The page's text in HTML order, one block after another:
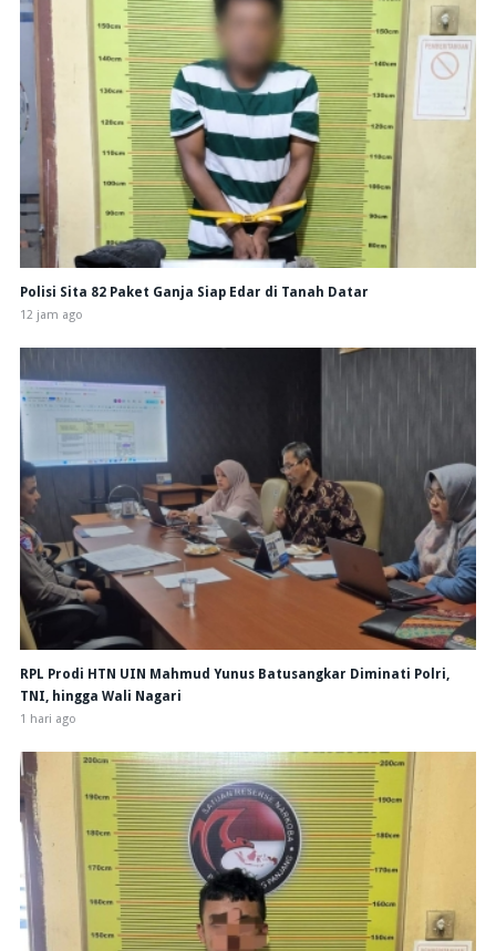
Polisi Sita 82 Paket Ganja Siap Edar di Tanah Datar
12 jam ago
RPL Prodi HTN UIN Mahmud Yunus Batusangkar Diminati Polri,
TNI, hingga Wali Nagari
1 hari ago